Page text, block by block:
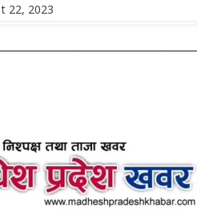
22, 2023